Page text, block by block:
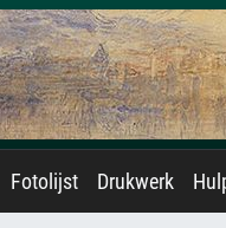
Fotolijst Drukwerk